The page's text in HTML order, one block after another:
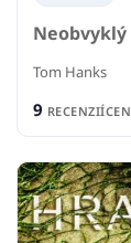
Tom Hanks
9 RECENZIÍ